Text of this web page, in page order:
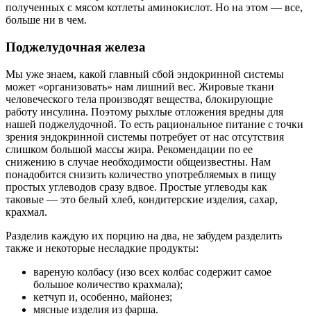
полученных с мясом котлеты аминокислот. Но на этом — все,
больше ни в чем.
Поджелудочная железа
Мы уже знаем, какой главный сбой эндокринной системы
может «организовать» нам лишний вес. Жировые ткани
человеческого тела производят вещества, блокирующие
работу инсулина. Поэтому рыхлые отложения вредны для
нашей поджелудочной. То есть рациональное питание с точки
зрения эндокринной системы потребует от нас отсутствия
слишком большой массы жира. Рекомендации по ее
снижению в случае необходимости общеизвестны. Нам
понадобится снизить количество употребляемых в пищу
простых углеводов сразу вдвое. Простые углеводы как
таковые — это белый хлеб, кондитерские изделия, сахар,
крахмал.
Разделив каждую их порцию на два, не забудем разделить
также и некоторые несладкие продукты:
вареную колбасу (изо всех колбас содержит самое
большое количество крахмала);
кетчуп и, особенно, майонез;
мясные изделия из фарша.